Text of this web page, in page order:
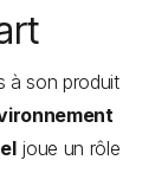
à son produit
joue un rôle